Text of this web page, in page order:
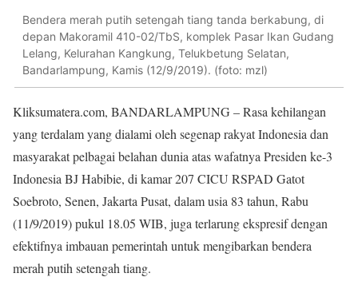
Bendera merah putih setengah tiang tanda berkabung, di
depan Makoramil 410-02/TbS, komplek Pasar Ikan Gudang
Lelang, Kelurahan Kangkung, Telukbetung Selatan,
Bandarlampung, Kamis (12/9/2019). (foto: mzl)
Kliksumatera.com, BANDARLAMPUNG – Rasa kehilangan
yang terdalam yang dialami oleh segenap rakyat Indonesia dan
masyarakat pelbagai belahan dunia atas wafatnya Presiden ke-3
Indonesia BJ Habibie, di kamar 207 CICU RSPAD Gatot
Soebroto, Senen, Jakarta Pusat, dalam usia 83 tahun, Rabu
(11/9/2019) pukul 18.05 WIB, juga terlarung ekspresif dengan
efektifnya imbauan pemerintah untuk mengibarkan bendera
merah putih setengah tiang.